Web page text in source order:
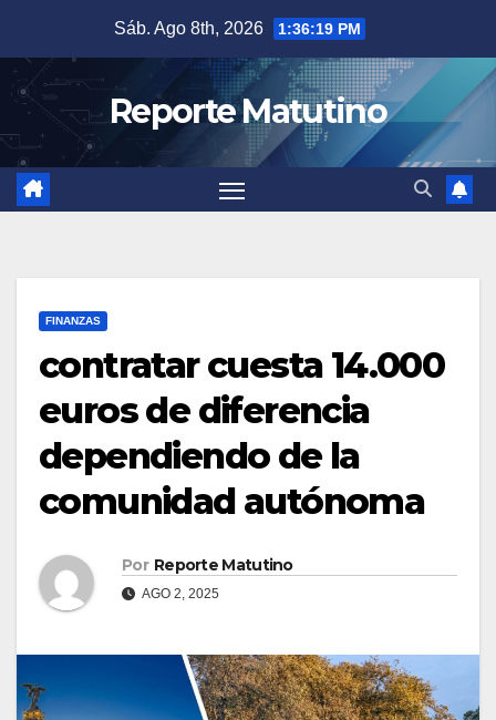
contenido
Sáb. Ago 8th, 2026 1:36:20 PM
Reporte Matutino
FINANZAS
contratar cuesta 14.000
euros de diferencia
dependiendo de la
comunidad autónoma
Por Reporte Matutino
AGO 2, 2025